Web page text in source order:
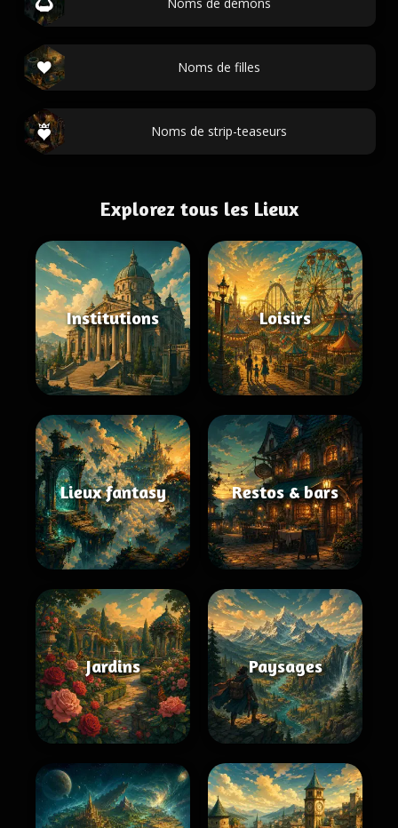
Noms de filles
Noms de strip-teaseurs
Explorez tous les Lieux
Institutions Loisirs
Lieux fantasy Restos & bars
Jardins Paysages